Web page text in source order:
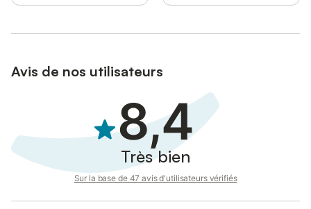
bienvenus, avec un jardin sécurisé pour leur confort.
Avis de nos utilisateurs
8,4
Très bien
Sur la base de 47 avis d'utilisateurs vérifiés